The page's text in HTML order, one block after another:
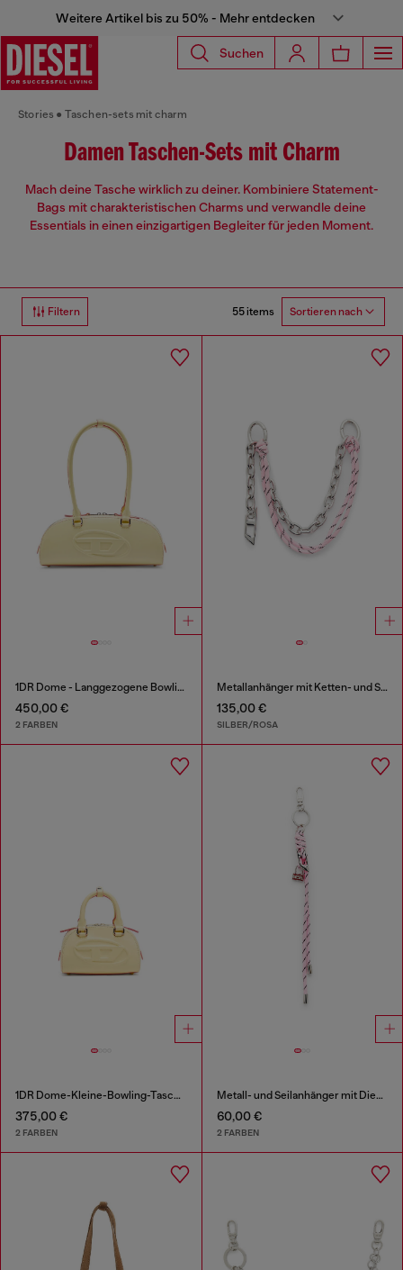
Weitere Artikel bis zu 50% - Mehr entdecken
Suchen
Stories Taschen-sets mit charm
Damen Taschen-Sets mit Charm
Mach deine Tasche wirklich zu deiner. Kombiniere Statement-
Bags mit charakteristischen Charms und verwandle deine
Essentials in einen einzigartigen Begleiter für jeden Moment.
Filtern 55 items Sortieren nach
1DR Dome - Langgezogene Bowlingtasche aus Leder
450,00 €
2 FARBEN
Metallanhänger mit Ketten- und Seildetail
135,00 €
SILBER/ROSA
1DR Dome-Kleine-Bowling-Tasche aus Leder
375,00 €
2 FARBEN
Metall- und Seilanhänger mit Diesel-Anhänger
60,00 €
2 FARBEN